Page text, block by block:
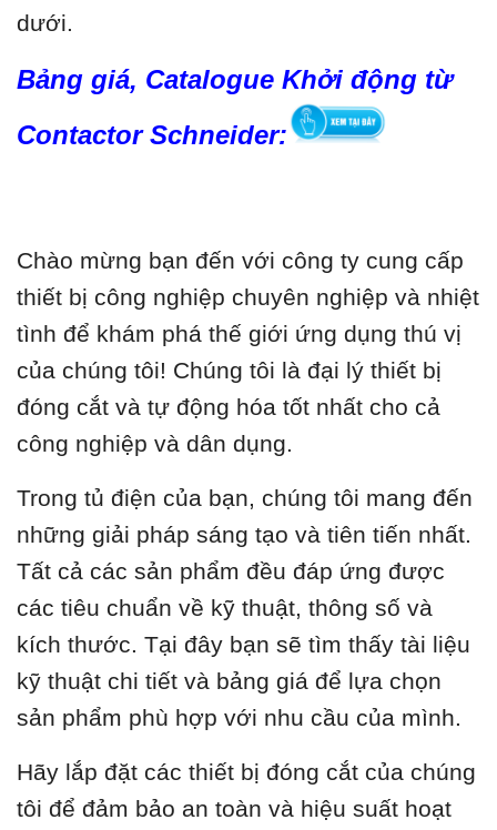
dưới.
Bảng giá, Catalogue Khởi động từ
Contactor Schneider:
Chào mừng bạn đến với công ty cung cấp
thiết bị công nghiệp chuyên nghiệp và nhiệt
tình để khám phá thế giới ứng dụng thú vị
của chúng tôi! Chúng tôi là đại lý thiết bị
đóng cắt và tự động hóa tốt nhất cho cả
công nghiệp và dân dụng.
Trong tủ điện của bạn, chúng tôi mang đến
những giải pháp sáng tạo và tiên tiến nhất.
Tất cả các sản phẩm đều đáp ứng được
các tiêu chuẩn về kỹ thuật, thông số và
kích thước. Tại đây bạn sẽ tìm thấy tài liệu
kỹ thuật chi tiết và bảng giá để lựa chọn
sản phẩm phù hợp với nhu cầu của mình.
Hãy lắp đặt các thiết bị đóng cắt của chúng
tôi để đảm bảo an toàn và hiệu suất hoạt